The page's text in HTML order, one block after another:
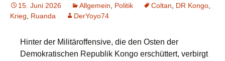
15. Juni 2026 Allgemein Politik Coltan DR Kongo
Krieg
Ruanda DerYoyo74
Hinter der Militäroffensive, die den Osten der
Demokratischen Republik Kongo erschüttert, verbirgt